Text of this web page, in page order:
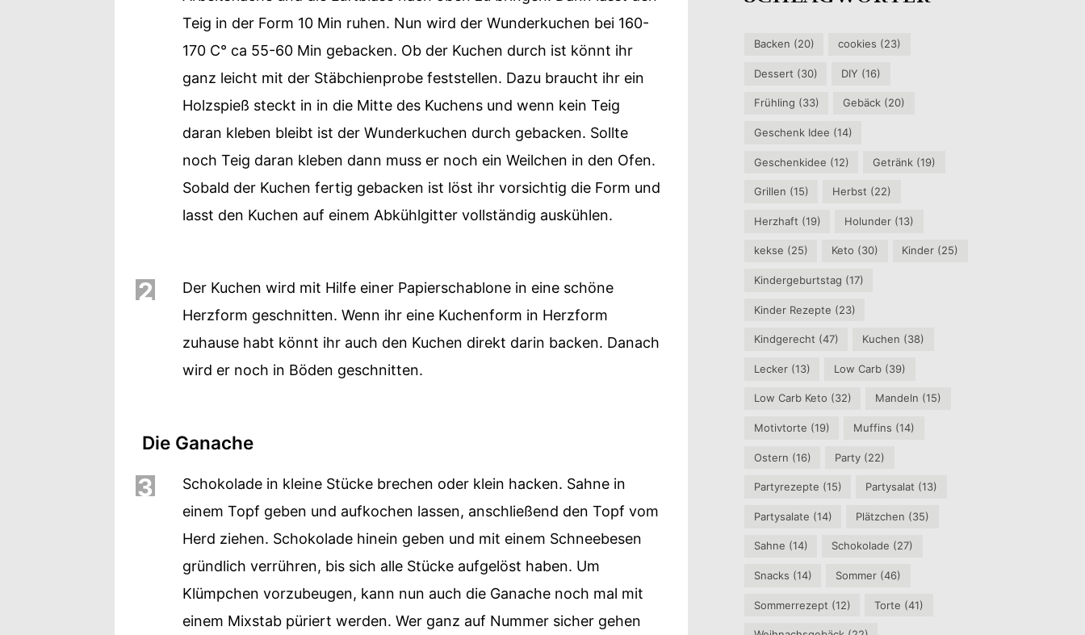
Teig in der Form 10 Min ruhen. Nun wird der Wunderkuchen bei 160-
170 C° ca 55-60 Min gebacken. Ob der Kuchen durch ist könnt ihr
ganz leicht mit der Stäbchienprobe feststellen. Dazu braucht ihr ein
Holzspieß steckt in in die Mitte des Kuchens und wenn kein Teig
daran kleben bleibt ist der Wunderkuchen durch gebacken. Sollte
noch Teig daran kleben dann muss er noch ein Weilchen in den Ofen.
Sobald der Kuchen fertig gebacken ist löst ihr vorsichtig die Form und
lasst den Kuchen auf einem Abkühlgitter vollständig auskühlen.
2
Der Kuchen wird mit Hilfe einer Papierschablone in eine schöne
Herzform geschnitten. Wenn ihr eine Kuchenform in Herzform
zuhause habt könnt ihr auch den Kuchen direkt darin backen. Danach
wird er noch in Böden geschnitten.
Die Ganache
3
Schokolade in kleine Stücke brechen oder klein hacken. Sahne in
einem Topf geben und aufkochen lassen, anschließend den Topf vom
Herd ziehen. Schokolade hinein geben und mit einem Schneebesen
gründlich verrühren, bis sich alle Stücke aufgelöst haben. Um
Klümpchen vorzubeugen, kann nun auch die Ganache noch mal mit
einem Mixstab püriert werden. Wer ganz auf Nummer sicher gehen
Backen (20) cookies (23)
Dessert (30) DIY (16)
Frühling (33) Gebäck (20)
Geschenk Idee (14)
Geschenkidee (12) Getränk (19)
Grillen (15) Herbst (22)
Herzhaft (19) Holunder (13)
kekse (25) Keto (30) Kinder (25)
Kindergeburtstag (17)
Kinder Rezepte (23)
Kindgerecht (47) Kuchen (38)
Lecker(13) Low Carb (39)
Low Carb Keto (32) Mandeln (15)
Motivtorte (19) Muffins (14)
Ostern (16) Party (22)
Partyrezepte (15) Partysalat (13)
Partysalate (14) Plätzchen (35)
Sahne (14) Schokolade (27)
Snacks (14) Sommer (46)
Sommerrezept (12) Torte (41)